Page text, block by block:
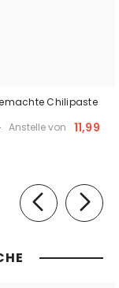
Chilipaste
Anstelle von 11,99